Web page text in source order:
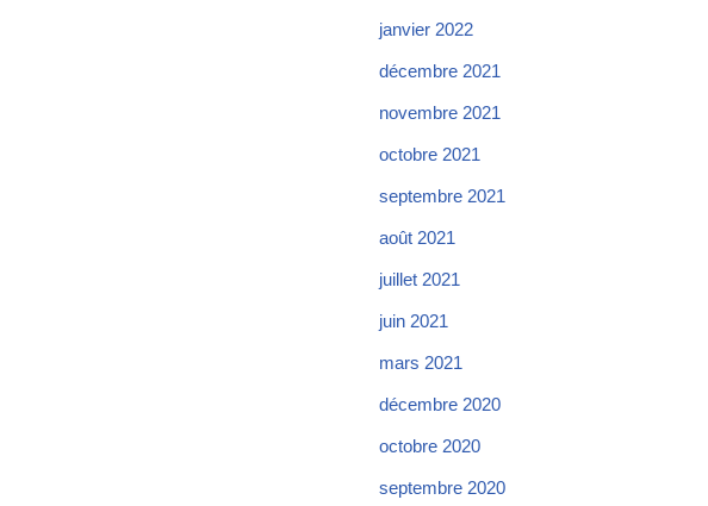
janvier 2022
décembre 2021
novembre 2021
octobre 2021
septembre 2021
août 2021
juillet 2021
juin 2021
mars 2021
décembre 2020
octobre 2020
septembre 2020